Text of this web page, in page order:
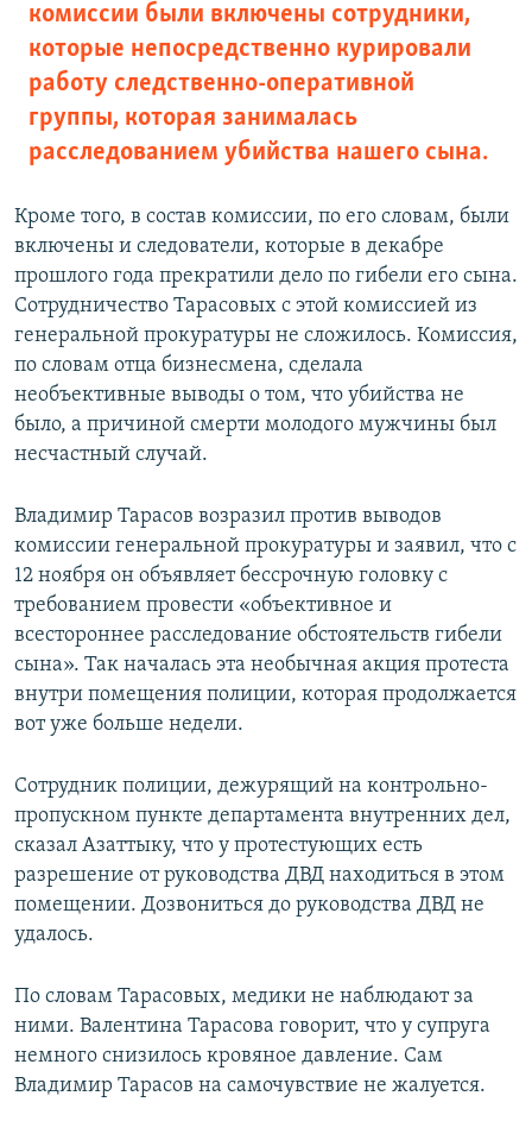
комиссии были включены сотрудники,
которые непосредственно курировали
работу следственно-оперативной
группы, которая занималась
расследованием убийства нашего сына.
Кроме того, в состав комиссии, по его словам, были
включены и следователи, которые в декабре
прошлого года прекратили дело по гибели его сына.
Сотрудничество Тарасовых с этой комиссией из
генеральной прокуратуры не сложилось. Комиссия,
по словам отца бизнесмена, сделала
необъективные выводы о том, что убийства не
было, а причиной смерти молодого мужчины был
несчастный случай.
Владимир Тарасов возразил против выводов
комиссии генеральной прокуратуры и заявил, что с
12 ноября он объявляет бессрочную головку с
требованием провести «объективное и
всестороннее расследование обстоятельств гибели
сына». Так началась эта необычная акция протеста
внутри помещения полиции, которая продолжается
вот уже больше недели.
Сотрудник полиции, дежурящий на контрольно-
пропускном пункте департамента внутренних дел,
сказал Азаттыку, что у протестующих есть
разрешение от руководства ДВД находиться в этом
помещении. Дозвониться до руководства ДВД не
удалось.
По словам Тарасовых, медики не наблюдают за
ними. Валентина Тарасова говорит, что у супруга
немного снизилось кровяное давление. Сам
Владимир Тарасов на самочувствие не жалуется.